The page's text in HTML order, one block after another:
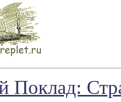
Поклад: